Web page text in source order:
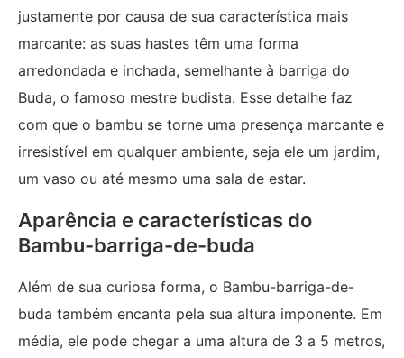
justamente por causa de sua característica mais
marcante: as suas hastes têm uma forma
arredondada e inchada, semelhante à barriga do
Buda, o famoso mestre budista. Esse detalhe faz
com que o bambu se torne uma presença marcante e
irresistível em qualquer ambiente, seja ele um jardim,
um vaso ou até mesmo uma sala de estar.
Aparência e características do
Bambu-barriga-de-buda
Além de sua curiosa forma, o Bambu-barriga-de-
buda também encanta pela sua altura imponente. Em
média, ele pode chegar a uma altura de 3 a 5 metros,